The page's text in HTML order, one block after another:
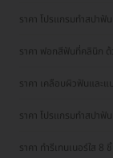
ราคา โปรแกรมทำสปา
ราคา ฟอกสีฟันที่คลินิก ด้
ราคา เคลือบผิวฟันและ
ราคา โปรแกรมทำสปา
ราคา ทำรีเทนเนอร์ใส